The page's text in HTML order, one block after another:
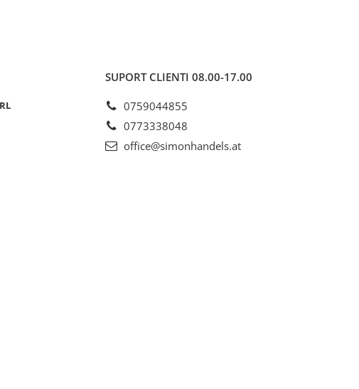
SUPORT CLIENTI 08.00-17.00
0759044855
0773338048
office@simonhandels.at